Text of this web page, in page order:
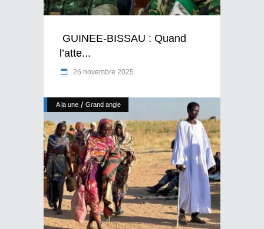
GUINEE-BISSAU : Quand
l’atte...
26 novembre 2025
A la une / Grand angle